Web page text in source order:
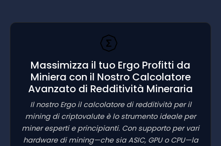
Massimizza il tuo Ergo Profitti da
Miniera con il Nostro Calcolatore
Avanzato di Redditività Mineraria
Il nostro Ergo il calcolatore di redditività per il
mining di criptovalute è lo strumento ideale per
miner esperti e principianti. Con supporto per vari
hardware di mining—che sia ASIC, GPU o CPU—la